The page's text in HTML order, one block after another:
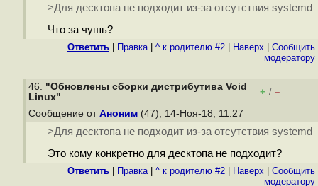
>Для десктопа не подходит из-за отсутствия systemd
Что за чушь?
Ответить Правка| ^ к родителю #2 Наверх
Cообщить
модератору
46. "Обновлены сборки дистрибутива Void
Linux"
+ / –
Сообщение от Аноним (47), 14-Ноя-18, 11:27
>Для десктопа не подходит из-за отсутствия systemd
Это кому конкретно для десктопа не подходит?
Ответить Правка| ^ к родителю #2 Наверх
Cообщить
модератору